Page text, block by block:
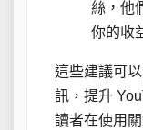
絲，他
你的收
這些建議可
訊，提升
讀者在使用